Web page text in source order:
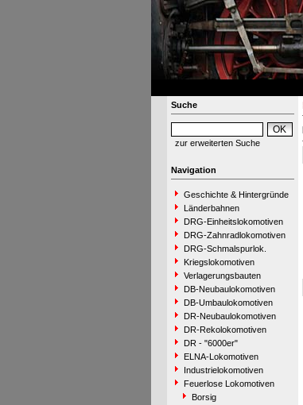
Suche
zur erweiterten Suche
Navigation
Geschichte & Hintergründe
Länderbahnen
DRG-Einheitslokomotiven
DRG-Zahnradlokomotiven
DRG-Schmalspurlok.
Kriegslokomotiven
Verlagerungsbauten
DB-Neubaulokomotiven
DB-Umbaulokomotiven
DR-Neubaulokomotiven
DR-Rekolokomotiven
DR - "6000er"
ELNA-Lokomotiven
Industrielokomotiven
Feuerlose Lokomotiven
Borsig